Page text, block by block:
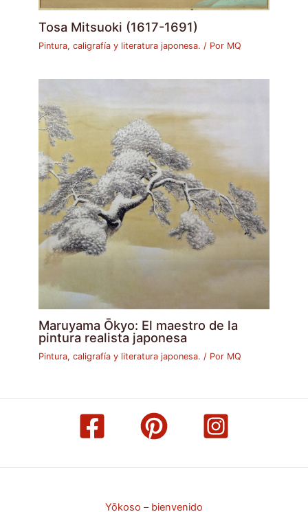
Tosa Mitsuoki (1617-1691)
Pintura, caligrafía y literatura japonesa. / Por MQ
Maruyama Ōkyo: El maestro de la
pintura realista japonesa
Pintura, caligrafía y literatura japonesa. / Por MQ
Yōkoso – bienvenido